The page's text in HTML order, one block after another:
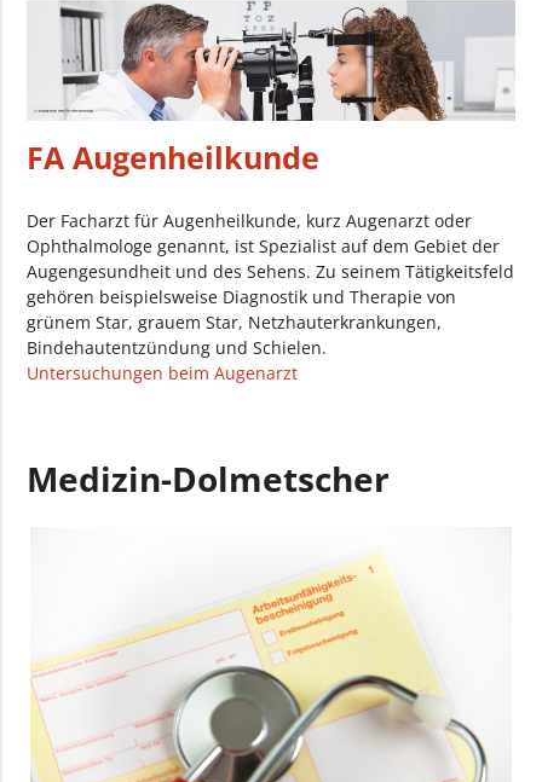
FA Augenheilkunde
Der Facharzt für Augenheilkunde, kurz Augenarzt oder
Ophthalmologe genannt, ist Spezialist auf dem Gebiet der
Augengesundheit und des Sehens. Zu seinem Tätigkeitsfeld
gehören beispielsweise Diagnostik und Therapie von
grünem Star, grauem Star, Netzhauterkrankungen,
Bindehautentzündung und Schielen.
Untersuchungen beim Augenarzt
Medizin-Dolmetscher